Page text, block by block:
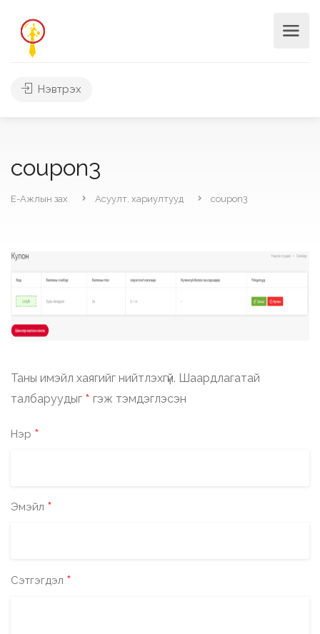
Нэвтрэх
coupon3
Е-Ажлын зах Асуулт, хариултууд coupon3
Таны имэйл хаягийг нийтлэхгүй. Шаардлагатай
талбаруудыг * гэж тэмдэглэсэн
Нэр *
Эмэйл *
Сэтгэгдэл *